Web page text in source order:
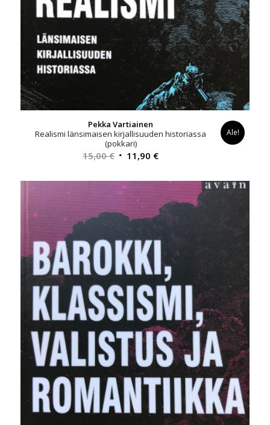
Pekka Vartiainen
Realismi länsimaisen kirjallisuuden historiassa
(pokkari)
15,00€ Alkuperäinen
oli:
15,00 €.
11,90 €Nykyinen
on:
11,90 €.
Ale!